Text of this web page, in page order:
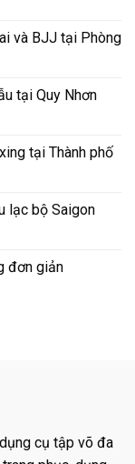
và BJJ tại Phòng
tại Quy Nhơn
tại Thành phố
lạc bộ Saigon
đơn giản
cụ tập võ đa